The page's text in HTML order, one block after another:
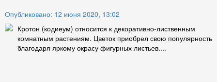
Опубликовано: 12 июня 2020, 13:02
Кротон (кодиеум) относится к декоративно-лиственным
комнатным растениям. Цветок приобрел свою популярность
благодаря яркому окрасу фигурных листьев....